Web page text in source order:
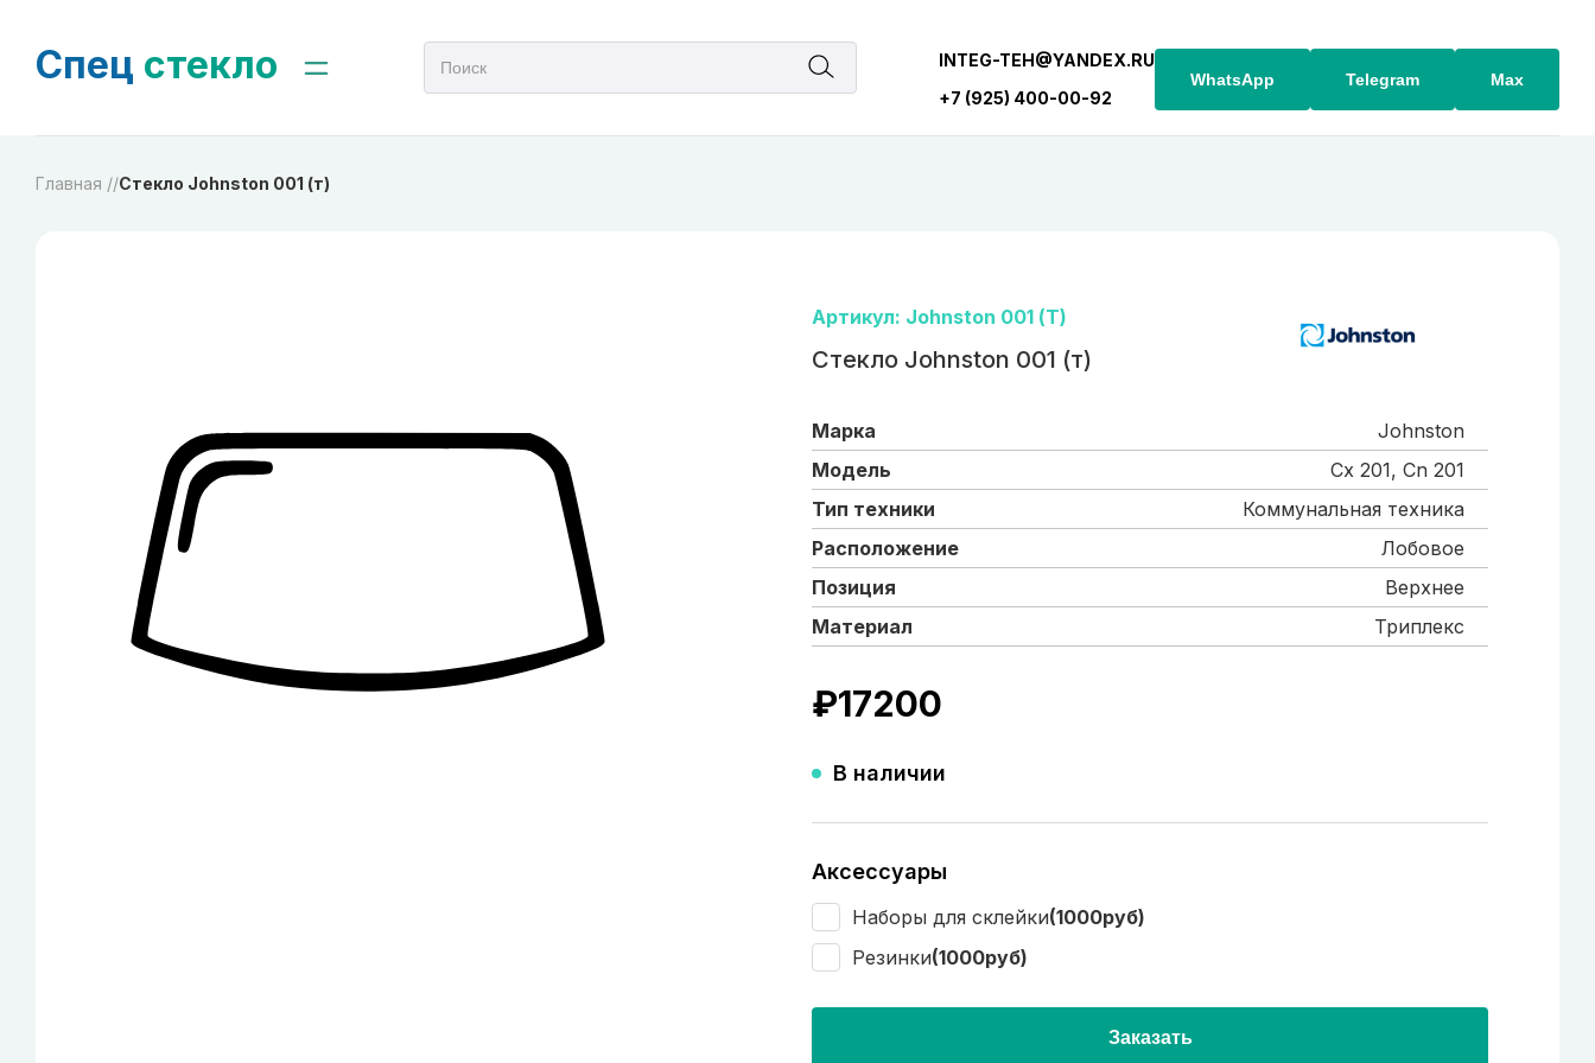
Спец стекло
INTEG-TEH@YANDEX.RU
+7 (925) 400-00-92
WhatsApp Telegram Max
Главная //Стекло Johnston 001 (т)
Артикул: Johnston 001 (Т)
Стекло Johnston 001 (т)
Марка
Johnston
Модель
Cx 201, Cn 201
Тип техники
Коммунальная техника
Расположение
Лобовое
Позиция
Верхнее
Материал
Триплекс
₽17200
В наличии
Аксессуары
Наборы для склейки(1000руб)
Резинки(1000руб)
Заказать